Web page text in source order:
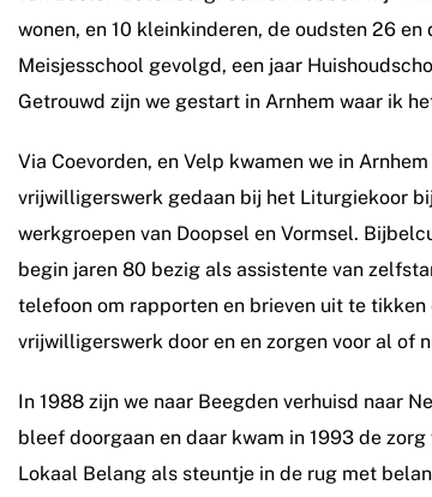
wonen, en 10 kleinkinderen, de oudsten 26
Meisjesschool gevolgd, een jaar
Getrouwd zijn we gestart in Arnhem waar ik
Via Coevorden, en Velp kwamen we in
vrijwilligerswerk gedaan bij het Liturgiekoor
werkgroepen van Doopsel en Vormsel.
begin jaren 80 bezig als assistente van
telefoon om rapporten en brieven uit te
vrijwilligerswerk door en en zorgen voor al of
In 1988 zijn we naar Beegden verhuisd naar
bleef doorgaan en daar kwam in 1993 de
Lokaal Belang als steuntje in de rug met